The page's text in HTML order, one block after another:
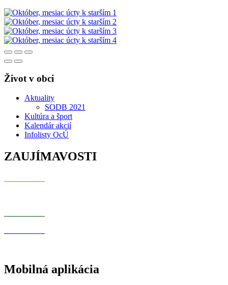
Život v obci
Aktuality
SODB 2021
Kultúra a šport
Kalendár akcií
Infolisty OcÚ
ZAUJÍMAVOSTI
Mobilná aplikácia